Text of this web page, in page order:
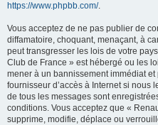
https://www.phpbb.com/.
Vous acceptez de ne pas publier de
diffamatoire, choquant, menaçant, à
peut transgresser les lois de votre
Club de France » est hébergé ou les
mener à un bannissement immédiat
fournisseur d’accès à Internet si nous
de tous les messages sont
conditions. Vous acceptez que «
supprime, modifie, déplace ou